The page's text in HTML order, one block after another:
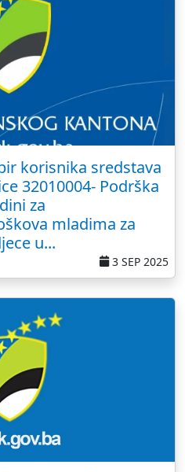
korisnika sredstava
32010004- Podrška
za
mladima za
u...
3 SEP 2025